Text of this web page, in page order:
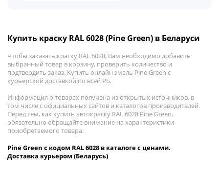
Купить краску RAL 6028 (Pine Green) в Беларуси
Чтобы заказать краску RAL 6028, Вам необходимо добавить
выбранный товар в корзину, проверить количество и
подтвердить заказ. Купить онлайн эмаль Pine Green с
курьерской доставкой по всей РБ.
Информация о товарах получена из открытых источников, в
том числе с официальных сайтов и каталогов производителей.
Перед тем, как купить автокраску RAL 6028 Pine Green,
обязательно обращайте внимание на характеристики
приобретаемого товара.
Pine Green с кодом RAL 6028 в каталоге с ценами.
Доставка курьером (Беларусь)